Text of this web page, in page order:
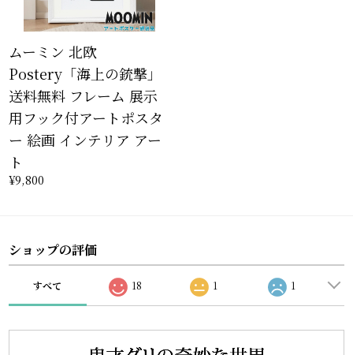
ムーミン 北欧
Postery「海上の銃撃」
送料無料 フレーム 展示
用フック付アートポスタ
ー 絵画 インテリア アー
ト
¥9,800
ショップの評価
すべて 18 1 1